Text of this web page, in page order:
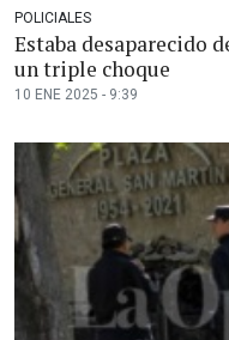
POLICIALES
Estaba desaparecido
un triple choque
10 ENE 2025 - 9:39